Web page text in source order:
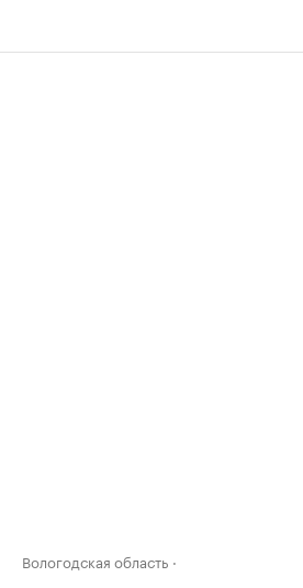
Вологодская область